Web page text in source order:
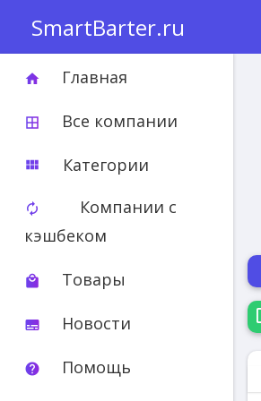
SmartBarter.ru
home Главная
border_all Все компании
view_module Категории
autorenew
Компании с
кэшбеком
local_mall Товары
subtitles Новости
help Помощь